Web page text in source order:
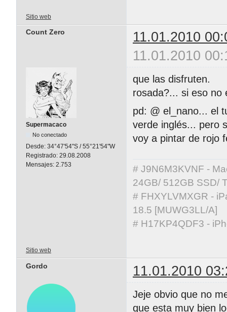
Sitio web
Count Zero
11.01.2010
11.01.2010
Supermacaco
No conectado
Desde: 34°47'54"S / 55°21'54"W
Registrado: 29.08.2008
Mensajes: 2.753
que las disfruten.
rosada?... si eso
pd: @ el_nano... el
verde inglés... pero
voy a pintar de rojo
# J9N6M3KVNF -
24GB/ 512GB SSD/
# FHXYLVMXGR -
18.5 [MUWG3LL/A]
# H17KP4QDF3 -
Sitio web
Gordo 11.01.2010
Jeje obvio que no
que esta muy bien